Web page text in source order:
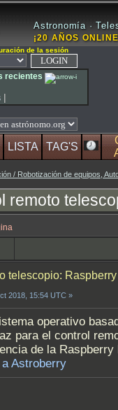
Astronomía ·
¡20 AÑOS
de la sesión
recientes
|
LISTA TAG'S
/ Robotización de equipos,
remoto
telescopio:
2018, 15:54 UTC »
operativo
para el control
de la
Astroberry